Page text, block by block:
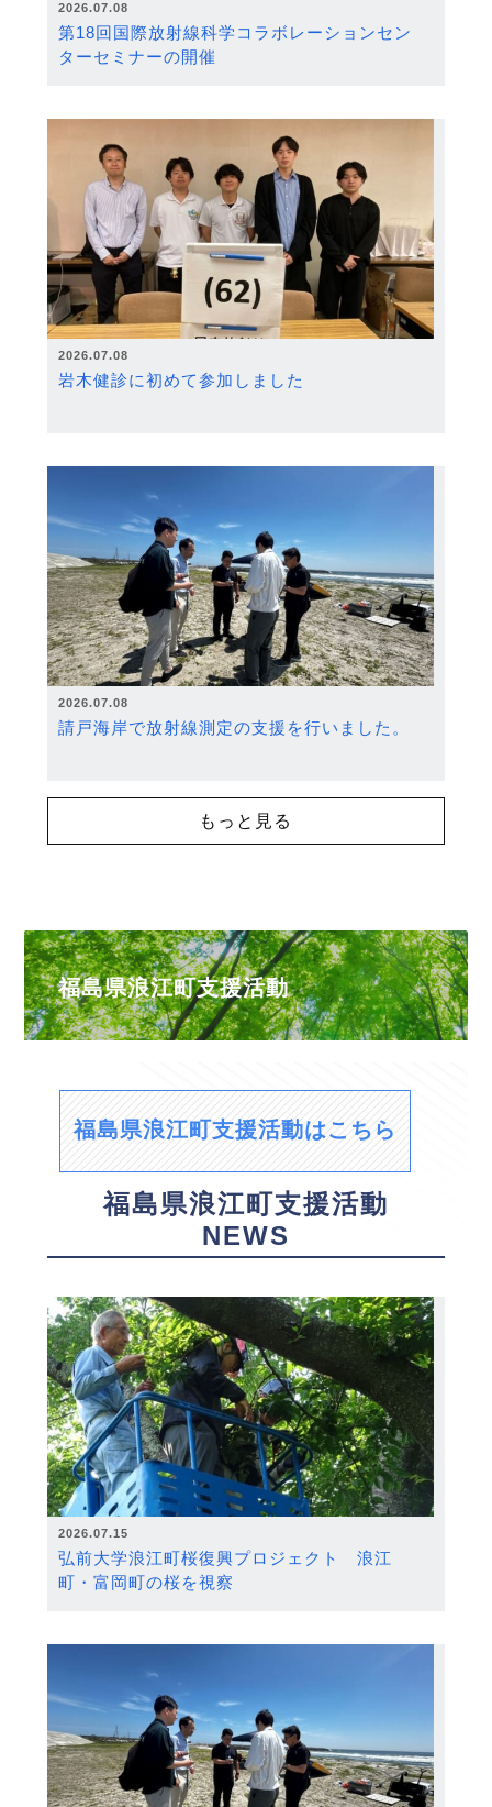
2026.07.08
第18回国際放射線科学コラボレーションセン
ターセミナーの開催
2026.07.08
岩木健診に初めて参加しました
2026.07.08
請戸海岸で放射線測定の支援を行いました。
もっと見る
福島県浪江町支援活動
福島県浪江町支援活動はこちら
福島県浪江町支援活動
NEWS
2026.07.15
弘前大学浪江町桜復興プロジェクト 浪江
町・富岡町の桜を視察